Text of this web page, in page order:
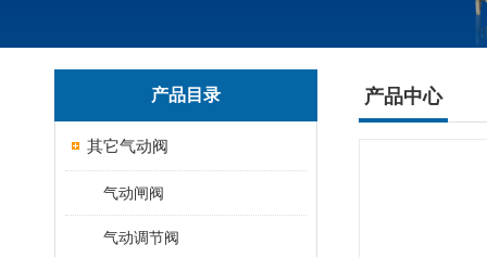
产品目录
其它气动阀
气动闸阀
气动调节阀
产品中心